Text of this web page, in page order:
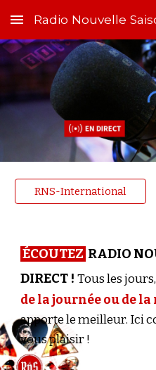
Skip to main content
Radio Nouvelle
RNS-International
ÉCOUTEZ RADIO
DIRECT ! Tous les jours,
de la journée ou de
apporte le meilleur. Ici
vous plaisir !